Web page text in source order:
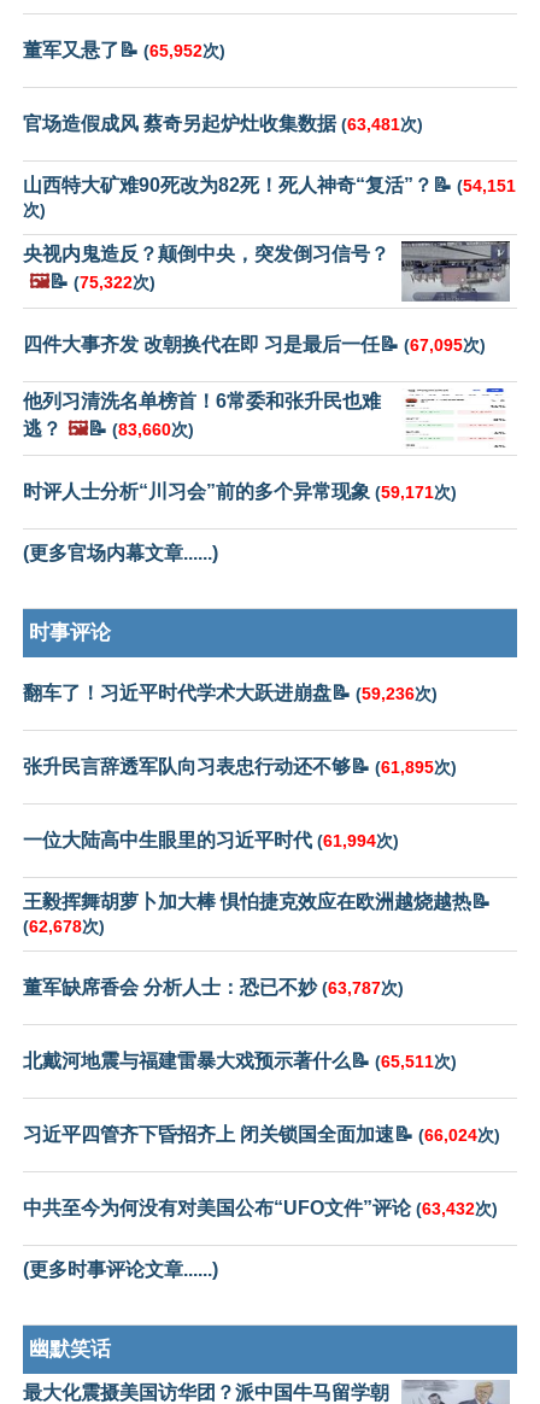
董军又悬了📝 (65,952次)
官场造假成风 蔡奇另起炉灶收集数据(63,481次)
山西特大矿难90死改为82死！死人神奇“复活”？📝 (54,151
次)
央视内鬼造反？颠倒中央，突发倒习信号？
🖼️📝 (75,322次)
四件大事齐发 改朝换代在即 习是最后一任📝 (67,095次)
他列习清洗名单榜首！6常委和张升民也难
逃？ 🖼️📝 (83,660次)
时评人士分析“川习会”前的多个异常现象 (59,171次)
(更多官场内幕文章......)
时事评论
翻车了！习近平时代学术大跃进崩盘📝 (59,236次)
张升民言辞透军队向习表忠行动还不够📝 (61,895次)
一位大陆高中生眼里的习近平时代 (61,994次)
王毅挥舞胡萝卜加大棒 惧怕捷克效应在欧洲越烧越热📝
(62,678次)
董军缺席香会 分析人士：恐已不妙(63,787次)
北戴河地震与福建雷暴大戏预示著什么📝 (65,511次)
习近平四管齐下昏招齐上 闭关锁国全面加速📝 (66,024次)
中共至今为何没有对美国公布“UFO文件”评论(63,432次)
(更多时事评论文章......)
幽默笑话
最大化震摄美国访华团？派中国牛马留学朝